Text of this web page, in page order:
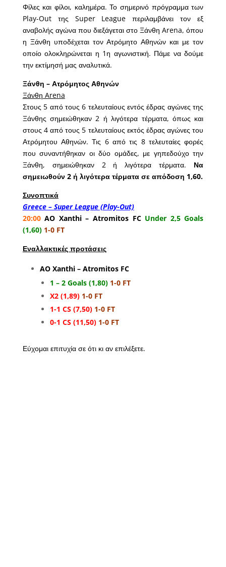
Φίλες και φίλοι, καλημέρα. Το σημερινό πρόγραμμα των
Play-Out της Super League περιλαμβάνει τον εξ
αναβολής αγώνα που διεξάγεται στο Ξάνθη Arena, όπου
η Ξάνθη υποδέχεται τον Ατρόμητο Αθηνών και με τον
οποίο ολοκληρώνεται η 1η αγωνιστική. Πάμε να δούμε
την εκτίμησή μας αναλυτικά.
Ξάνθη – Ατρόμητος Αθηνών
Ξάνθη Arena
Στους 5 από τους 6 τελευταίους εντός έδρας αγώνες της
Ξάνθης σημειώθηκαν 2 ή λιγότερα τέρματα, όπως και
στους 4 από τους 5 τελευταίους εκτός έδρας αγώνες του
Ατρόμητου Αθηνών. Τις 6 από τις 8 τελευταίες φορές
που συναντήθηκαν οι δύο ομάδες, με γηπεδούχο την
Ξάνθη, σημειώθηκαν 2 ή λιγότερα τέρματα. Να
σημειωθούν 2 ή λιγότερα τέρματα σε απόδοση 1,60.
Συνοπτικά
Greece – Super League (Play-Out)
20:00AO Xanthi – Atromitos FCUnder 2,5 Goals
(1,60)1-0 FT
Εναλλακτικές προτάσεις
AO Xanthi – Atromitos FC
1 – 2 Goals (1,80)1-0 FT
X2 (1,89)1-0 FT
1-1 CS (7,50)1-0 FT
0-1 CS (11,50)1-0 FT
Εύχομαι επιτυχία σε ότι κι αν επιλέξετε.